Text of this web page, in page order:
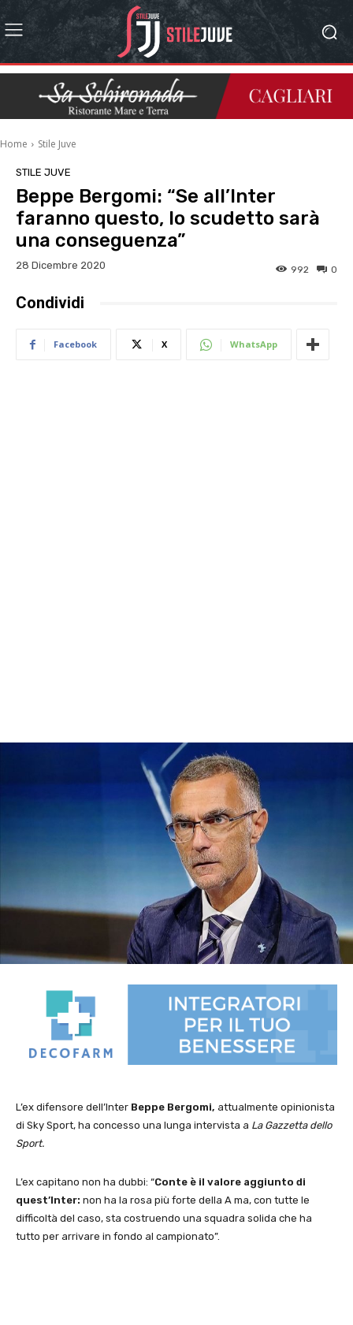
Home Stile Juve
STILE JUVE
Beppe Bergomi: “Se all’Inter
faranno questo, lo scudetto sarà
una conseguenza”
28 Dicembre 2020 0
992
Condividi
Facebook X WhatsApp
L’ex difensore dell’Inter Beppe Bergomi, attualmente opinionista
di Sky Sport, ha concesso una lunga intervista a La Gazzetta dello
Sport.
L’ex capitano non ha dubbi: “Conte è il valore aggiunto di
quest’Inter: non ha la rosa più forte della A ma, con tutte le
difficoltà del caso, sta costruendo una squadra solida che ha
tutto per arrivare in fondo al campionato”.